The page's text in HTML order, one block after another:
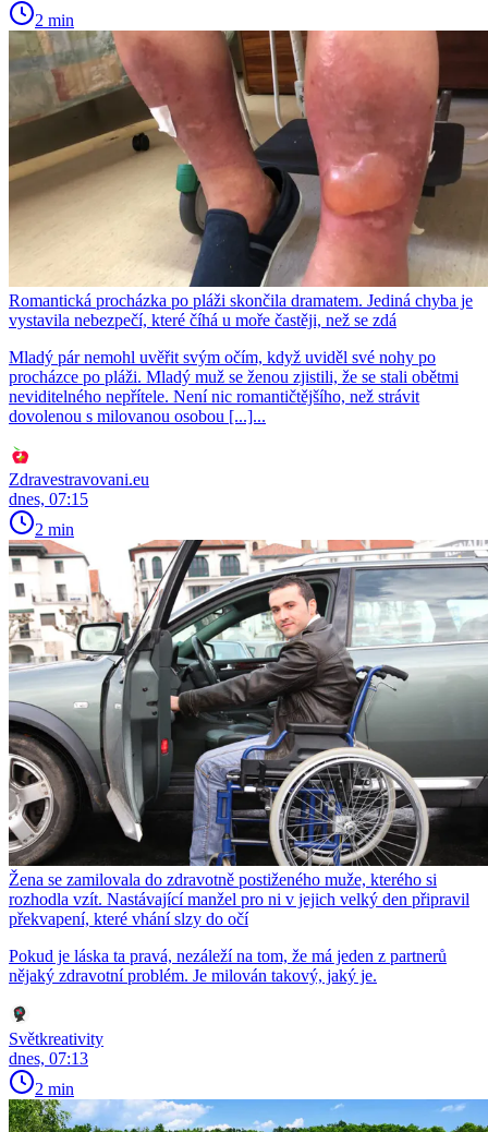
2 min
Romantická procházka po pláži skončila dramatem. Jediná chyba je
vystavila nebezpečí, které číhá u moře častěji, než se zdá
Mladý pár nemohl uvěřit svým očím, když uviděl své nohy po
procházce po pláži. Mladý muž se ženou zjistili, že se stali obětmi
neviditelného nepřítele. Není nic romantičtějšího, než strávit
dovolenou s milovanou osobou [...]...
Zdravestravovani.eu
dnes, 07:15
2 min
Žena se zamilovala do zdravotně postiženého muže, kterého si
rozhodla vzít. Nastávající manžel pro ni v jejich velký den připravil
překvapení, které vhání slzy do očí
Pokud je láska ta pravá, nezáleží na tom, že má jeden z partnerů
nějaký zdravotní problém. Je milován takový, jaký je.
Světkreativity
dnes, 07:13
2 min